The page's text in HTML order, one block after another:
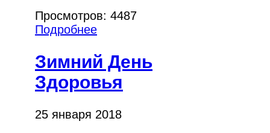
Просмотров: 4487
Подробнее
Зимний День
Здоровья
25 января 2018